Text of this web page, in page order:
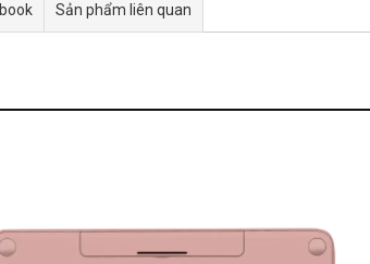
Sản phẩm liên quan